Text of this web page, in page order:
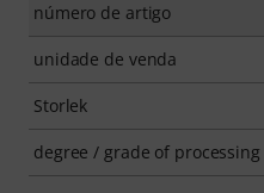
número de artigo
unidade de venda
Storlek
degree / grade of processing